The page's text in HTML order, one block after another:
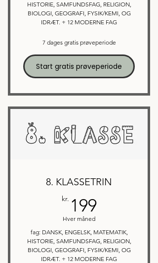
HISTORIE, SAMFUNDSFAG, RELIGION,
BIOLOGI, GEOGRAFI, FYSIK/KEMI, OG
IDRÆT. + 12 MODERNE FAG
7 dages gratis prøveperiode
Start gratis prøveperiode
8. KLASSETRIN
kr. 199199kr.
Hver måned
fag: DANSK, ENGELSK, MATEMATIK,
HISTORIE, SAMFUNDSFAG, RELIGION,
BIOLOGI, GEOGRAFI, FYSIK/KEMI, OG
IDRÆT. + 12 MODERNE FAG